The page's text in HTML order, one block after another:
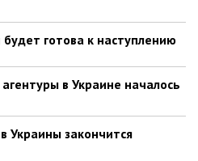
готова к наступлению
в Украине началось
Украины закончится